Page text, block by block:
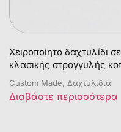
Χειροποίητο δαχτυλίδι
κλασικής στρογγυλής
Custom Made, Δαχτυλίδια
Διαβάστε περισσότερα